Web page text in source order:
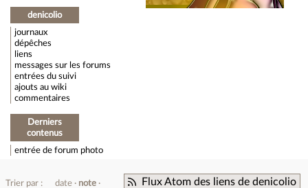
denicolio
journaux
dépêches
liens
messages sur les forums
entrées du suivi
ajouts au wiki
commentaires
Derniers
contenus
entrée de forum photo
Flux Atom des liens de denicolio
Trier par : date
note